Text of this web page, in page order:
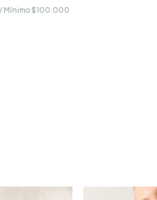
/ Mínimo $100.000